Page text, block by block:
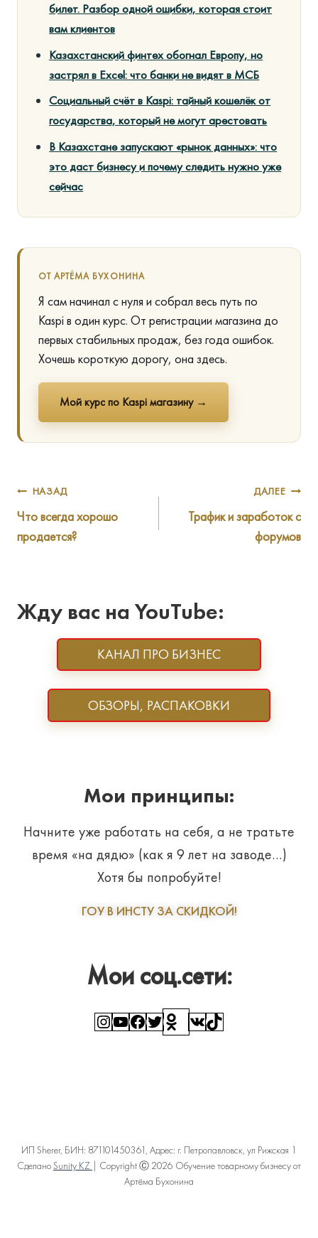
билет. Разбор одной ошибки, которая стоит
вам клиентов
Казахстанский финтех обогнал Европу, но
застрял в Excel: что банки не видят в МСБ
Социальный счёт в Kaspi: тайный кошелёк от
государства, который не могут арестовать
В Казахстане запускают «рынок данных»: что
это даст бизнесу и почему следить нужно уже
сейчас
ОТ АРТЁМА БУХОНИНА
Я сам начинал с нуля и собрал весь путь по
Kaspi в один курс. От регистрации магазина до
первых стабильных продаж, без года ошибок.
Хочешь короткую дорогу, она здесь.
Мой курс по Kaspi магазину →
Навигация
по
записям
НАЗАД
Что всегда хорошо
продается?
ДАЛЕЕ
Трафик и заработок с
форумов
Жду вас на YouTube:
КАНАЛ ПРО БИЗНЕС
ОБЗОРЫ, РАСПАКОВКИ
Мои принципы:
Начните уже работать на себя, а не тратьте
время «на дядю» (как я 9 лет на заводе…)
Хотя бы попробуйте!
ГОУ В ИНСТУ ЗА СКИДКОЙ!
Мои соц.сети:
Instagram
YouTube
Facebook
TwitterСсылкаВКонтакте
TikTok
ИП Sherer, БИН: 871101450361, Адрес: г. Петропавловск, ул Рижская 1
Сделано Sunity KZ | Copyright Ⓒ 2026 Обучение товарному бизнесу от
Артёма Бухонина